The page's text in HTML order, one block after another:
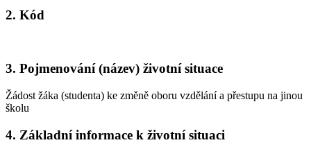
2. Kód
3. Pojmenování (název) životní situace
Žádost žáka (studenta) ke změně oboru vzdělání a přestupu na jinou
školu
4. Základní informace k životní situaci